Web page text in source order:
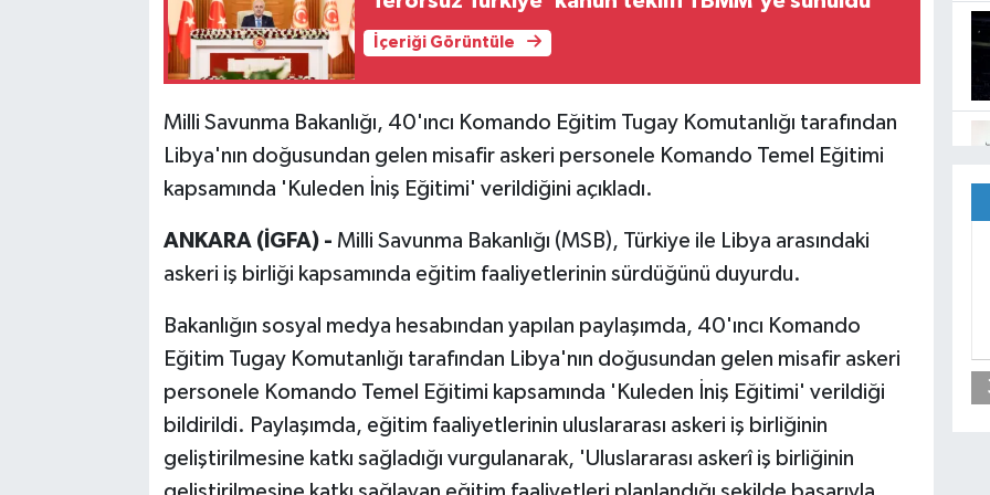
İçeriği Görüntüle
Milli Savunma Bakanlığı, 40'ıncı Komando Eğitim Tugay Komutanlığı tarafından
Libya'nın doğusundan gelen misafir askeri personele Komando Temel Eğitimi
kapsamında 'Kuleden İniş Eğitimi' verildiğini açıkladı.
ANKARA (İGFA) - Milli Savunma Bakanlığı (MSB), Türkiye ile Libya arasındaki
askeri iş birliği kapsamında eğitim faaliyetlerinin sürdüğünü duyurdu.
Bakanlığın sosyal medya hesabından yapılan paylaşımda, 40'ıncı Komando
Eğitim Tugay Komutanlığı tarafından Libya'nın doğusundan gelen misafir askeri
personele Komando Temel Eğitimi kapsamında 'Kuleden İniş Eğitimi' verildiği
bildirildi. Paylaşımda, eğitim faaliyetlerinin uluslararası askeri iş birliğinin
geliştirilmesine katkı sağladığı vurgulanarak, 'Uluslararası askerî iş birliğinin